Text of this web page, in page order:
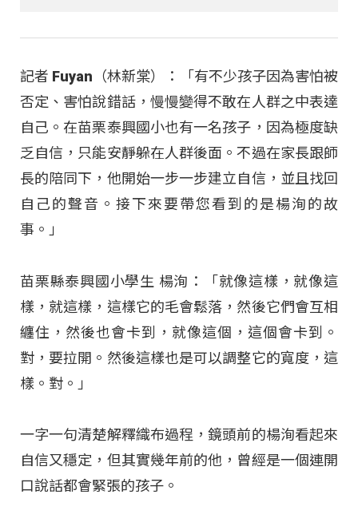
記者 Fuyan（林新棠）：「有不少孩子因為害怕被
否定、害怕說錯話，慢慢變得不敢在人群之中表達
自己。在苗栗泰興國小也有一名孩子，因為極度缺
乏自信，只能安靜躲在人群後面。不過在家長跟師
長的陪同下，他開始一步一步建立自信，並且找回
自己的聲音。接下來要帶您看到的是楊洵的故
事。」
苗栗縣泰興國小學生 楊洵：「就像這樣，就像這
樣，就這樣，這樣它的毛會鬆落，然後它們會互相
纏住，然後也會卡到，就像這個，這個會卡到。
對，要拉開。然後這樣也是可以調整它的寬度，這
樣。對。」
一字一句清楚解釋織布過程，鏡頭前的楊洵看起來
自信又穩定，但其實幾年前的他，曾經是一個連開
口說話都會緊張的孩子。